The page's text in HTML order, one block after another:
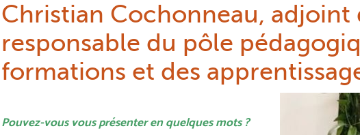
Christian Cochonneau, adjoint
responsable du pôle
formations et des
Pouvez-vous vous présenter en quelques mots ?